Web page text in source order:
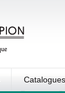
Catalogues